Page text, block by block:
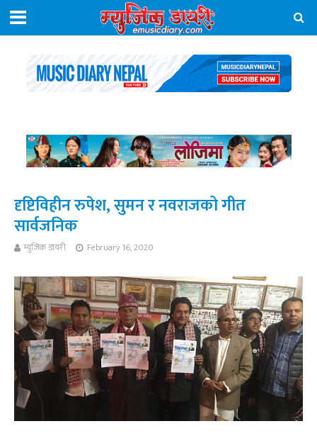
दृष्टिविहीन रुपेश, सुमन र नवराजको गीत
सार्वजनिक
म्युजिक डायरी February 16, 2020